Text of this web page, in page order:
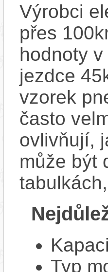
Výrobci
přes
hodnoty
jezdce
vzorek
často
ovlivňují,
může být
Typ